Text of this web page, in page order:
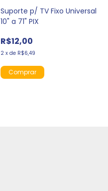
Suporte p/ TV Fixo Universal
10" a 71" PIX
R$12,00
2 x de R$6,49